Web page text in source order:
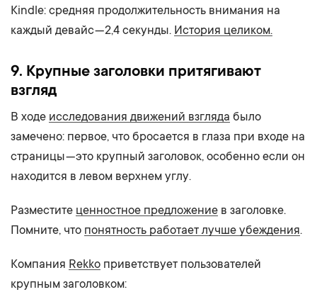
Kindle: средняя продолжительность внимания на
каждый девайс — 2,4 секунды. История целиком.
9. Крупные заголовки притягивают
взгляд
В ходе исследования движений взгляда было
замечено: первое, что бросается в глаза при входе на
страницы — это крупный заголовок, особенно если он
находится в левом верхнем углу.
Разместите ценностное предложение в заголовке.
Помните, что понятность работает лучше убеждения.
Компания Rekko приветствует пользователей
крупным заголовком: